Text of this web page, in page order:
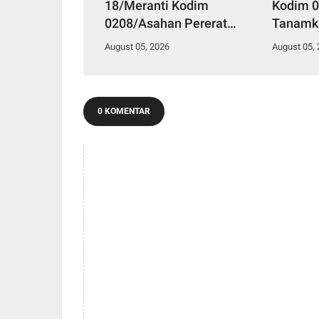
18/Meranti Kodim
0208/Asahan Pererat
Silaturahmi Lewat Komsos
August 05, 2026
Kodim
Lewat
August 05,
0 KOMENTAR